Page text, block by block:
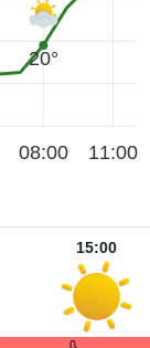
20°
08:00 11:00
15:00